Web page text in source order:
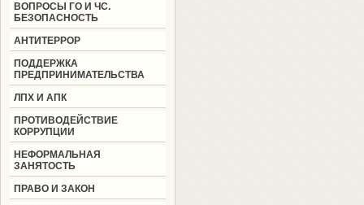
ВОПРОСЫ ГО И ЧС.
БЕЗОПАСНОСТЬ
АНТИТЕРРОР
ПОДДЕРЖКА
ПРЕДПРИНИМАТЕЛЬСТВА
ЛПХ И АПК
ПРОТИВОДЕЙСТВИЕ
КОРРУПЦИИ
НЕФОРМАЛЬНАЯ
ЗАНЯТОСТЬ
ПРАВО И ЗАКОН